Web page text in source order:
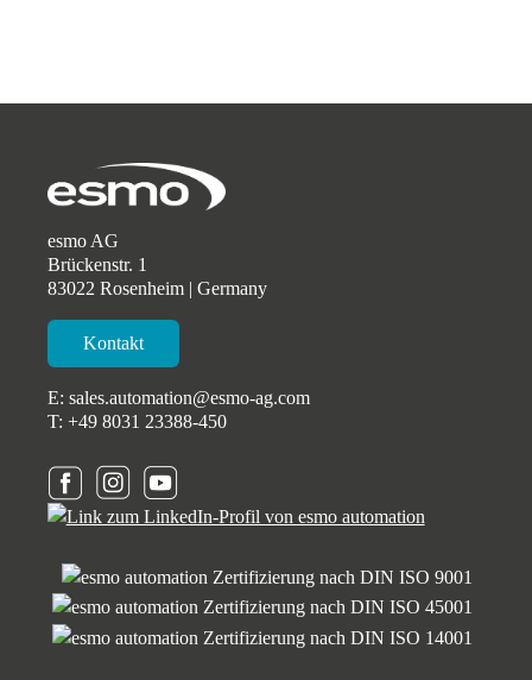
esmo AG
Brückenstr. 1
83022 Rosenheim | Germany
Kontakt
E: sales.automation@esmo-ag.com
T: +49 8031 23388-450